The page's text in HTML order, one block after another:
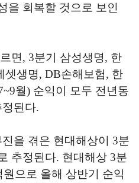
을 회복할 것으로 보인
면, 3분기 삼성생명, 한
셋생명, DB손해보험, 한
월) 순익이 모두 전년동
된다.
을 겪은 현대해상이 3분
추정된다. 현대해상 3분
으로 올해 상반기 순익